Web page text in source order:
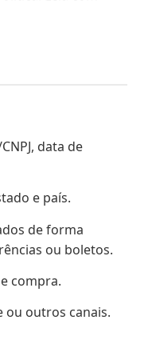
data de
e país.
de forma
ou boletos.
compra.
ou outros canais.